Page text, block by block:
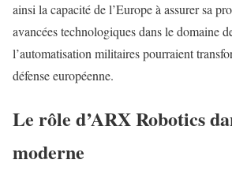
ainsi la capacité de l’Europe à assurer sa
avancées technologiques dans le domaine
l’automatisation militaires pourraient
défense européenne.
Le rôle d’ARX Robotics
moderne